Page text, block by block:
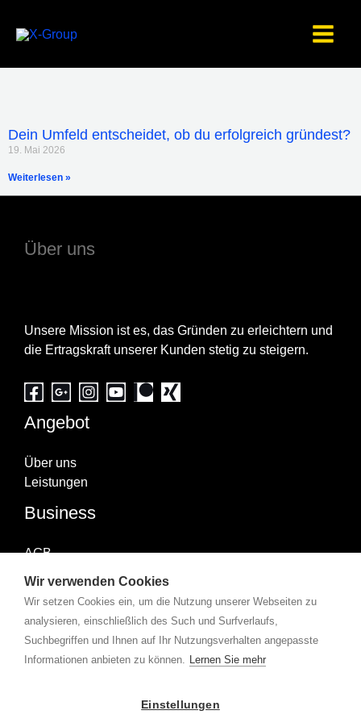
Wir verwenden Cookies
Wir setzen Cookies ein, um die Nutzung unserer Webseiten zu
analysieren, einschließlich des Such und Surfverlaufs,
Suchbegriffen und Ihnen auf Ihr Nutzungsverhalten angepasste
Informationen anbieten zu können. Lernen Sie mehr
Einstellungen
Inhalt
Dein Umfeld entscheidet, ob du erfolgreich gründest?
19. Mai 2026
Weiterlesen »
Über uns
Unsere Mission ist es, das Gründen zu erleichtern und
die Ertragskraft unserer Kunden stetig zu steigern.
Angebot
Über uns
Leistungen
Business
AGB
Abonniere uns
Copyright © 2026 X-Group | Powered by